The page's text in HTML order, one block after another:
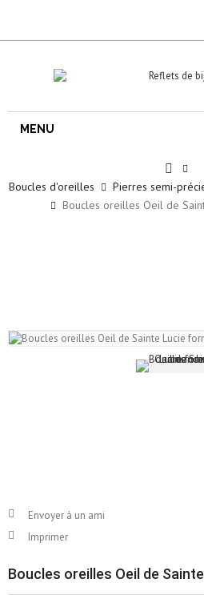
MENU
Boucles d'oreilles Pierres semi-
Boucles oreilles Oeil de
Envoyer à un ami
Imprimer
Boucles oreilles Oeil de